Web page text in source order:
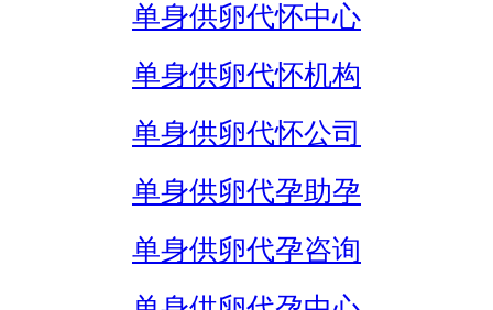
单身供卵代怀中心
单身供卵代怀机构
单身供卵代怀公司
单身供卵代孕助孕
单身供卵代孕咨询